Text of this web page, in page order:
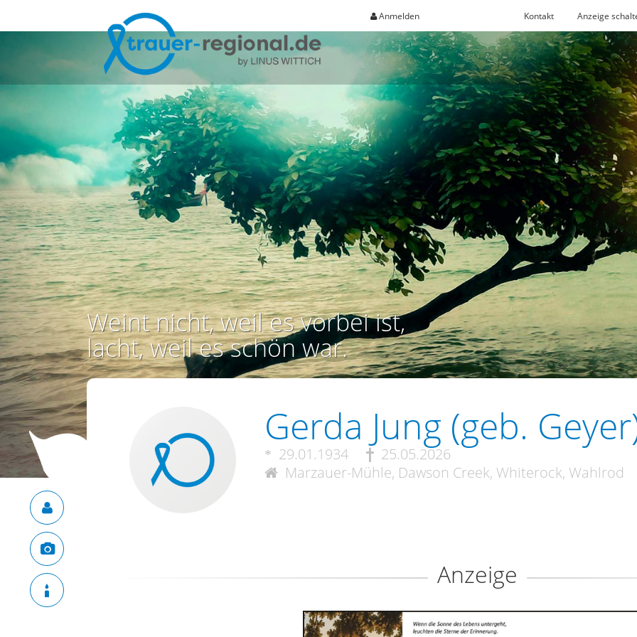
Anmelden Kontakt Anzeige
Weint nicht, weil es vorbei ist,
lacht, weil es schön war.
Gerda Jung (geb.
29.01.1934
25.05.2026
Marzauer-Mühle, Dawson Creek, Whiterock, Wahlrod
Anzeige